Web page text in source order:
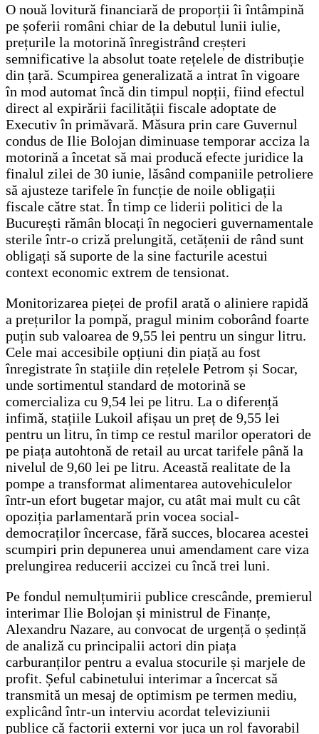
O nouă lovitură financiară de proporții îi întâmpină
pe șoferii români chiar de la debutul lunii iulie,
prețurile la motorină înregistrând creșteri
semnificative la absolut toate rețelele de distribuție
din țară. Scumpirea generalizată a intrat în vigoare
în mod automat încă din timpul nopții, fiind efectul
direct al expirării facilității fiscale adoptate de
Executiv în primăvară. Măsura prin care Guvernul
condus de Ilie Bolojan diminuase temporar acciza la
motorină a încetat să mai producă efecte juridice la
finalul zilei de 30 iunie, lăsând companiile petroliere
să ajusteze tarifele în funcție de noile obligații
fiscale către stat. În timp ce liderii politici de la
București rămân blocați în negocieri guvernamentale
sterile într-o criză prelungită, cetățenii de rând sunt
obligați să suporte de la sine facturile acestui
context economic extrem de tensionat.
Monitorizarea pieței de profil arată o aliniere rapidă
a prețurilor la pompă, pragul minim coborând foarte
puțin sub valoarea de 9,55 lei pentru un singur litru.
Cele mai accesibile opțiuni din piață au fost
înregistrate în stațiile din rețelele Petrom și Socar,
unde sortimentul standard de motorină se
comercializa cu 9,54 lei pe litru. La o diferență
infimă, stațiile Lukoil afișau un preț de 9,55 lei
pentru un litru, în timp ce restul marilor operatori de
pe piața autohtonă de retail au urcat tarifele până la
nivelul de 9,60 lei pe litru. Această realitate de la
pompe a transformat alimentarea autovehiculelor
într-un efort bugetar major, cu atât mai mult cu cât
opoziția parlamentară prin vocea social-
democraților încercase, fără succes, blocarea acestei
scumpiri prin depunerea unui amendament care viza
prelungirea reducerii accizei cu încă trei luni.
Pe fondul nemulțumirii publice crescânde, premierul
interimar Ilie Bolojan și ministrul de Finanțe,
Alexandru Nazare, au convocat de urgență o ședință
de analiză cu principalii actori din piața
carburanților pentru a evalua stocurile și marjele de
profit. Șeful cabinetului interimar a încercat să
transmită un mesaj de optimism pe termen mediu,
explicând într-un interviu acordat televiziunii
publice că factorii externi vor juca un rol favorabil